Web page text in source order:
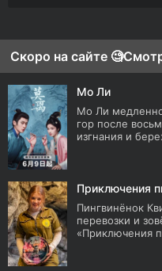
Скоро на сайте 🧐
Мо Ли
Мо Ли медленно
гор после
изгнания и
Приключения
Пингвинёнок
перевозки и
«Приключения